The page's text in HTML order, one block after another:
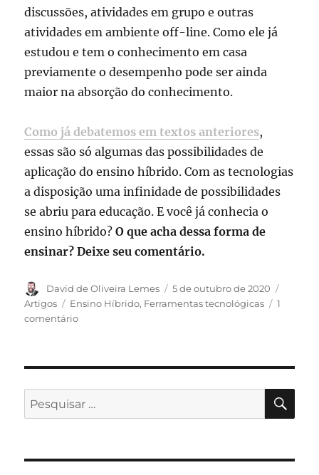
discussões, atividades em grupo e outras
atividades em ambiente off-line. Como ele já
estudou e tem o conhecimento em casa
previamente o desempenho pode ser ainda
maior na absorção do conhecimento.
Como já debatemos em textos anteriores,
essas são só algumas das possibilidades de
aplicação do ensino híbrido. Com as tecnologias
a disposição uma infinidade de possibilidades
se abriu para educação. E você já conhecia o
ensino híbrido?O que acha dessa forma de
ensinar? Deixe seu comentário.
Autor
David de Oliveira Lemes
Publicado
em
5 de outubro de 2020
Artigos
Tags
Ensino Híbrido, Ferramentas tecnológicas
1
comentárioem
é
o
ensino
Pesquisar
por: